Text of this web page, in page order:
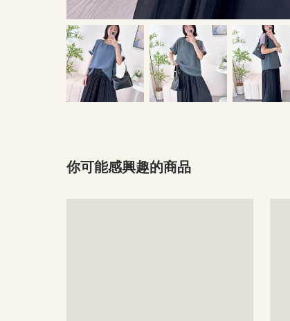
你可能感興趣的商品